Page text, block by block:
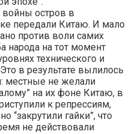
остров в
передали Китаю. И мало
против воли самих
народа на тот момент
технического и
в результате вылилось
местные не желали
на их фоне Китаю, в
к репрессиям,
“закрутили гайки”, что
не действовали